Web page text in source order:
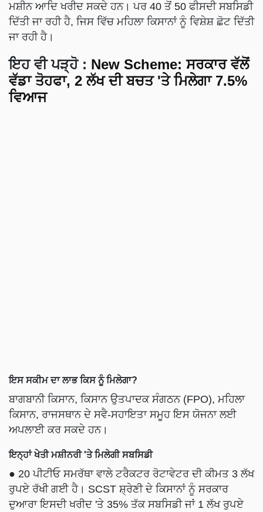
ਮਸ਼ੀਨ ਆਦਿ ਖਰੀਦ ਸਕਦੇ ਹਨ। ਪਰ 40 ਤੋਂ 50 ਫੀਸਦੀ ਸਬਸਿਡੀ
ਦਿੱਤੀ ਜਾ ਰਹੀ ਹੈ, ਜਿਸ ਵਿੱਚ ਮਹਿਲਾ ਕਿਸਾਨਾਂ ਨੂੰ ਵਿਸ਼ੇਸ਼ ਛੋਟ ਦਿੱਤੀ
ਜਾ ਰਹੀ ਹੈ।
ਇਹ ਵੀ ਪੜ੍ਹੋ : New Scheme: ਸਰਕਾਰ ਵੱਲੋਂ
ਵੱਡਾ ਤੋਹਫਾ, 2 ਲੱਖ ਦੀ ਬਚਤ 'ਤੇ ਮਿਲੇਗਾ 7.5%
ਵਿਆਜ
ਇਸ ਸਕੀਮ ਦਾ ਲਾਭ ਕਿਸ ਨੂੰ ਮਿਲੇਗਾ?
ਬਾਗਬਾਨੀ ਕਿਸਾਨ, ਕਿਸਾਨ ਉਤਪਾਦਕ ਸੰਗਠਨ (FPO), ਮਹਿਲਾ
ਕਿਸਾਨ, ਰਾਜਸਥਾਨ ਦੇ ਸਵੈ-ਸਹਾਇਤਾ ਸਮੂਹ ਇਸ ਯੋਜਨਾ ਲਈ
ਅਪਲਾਈ ਕਰ ਸਕਦੇ ਹਨ।
ਇਨ੍ਹਾਂ ਖੇਤੀ ਮਸ਼ੀਨਰੀ 'ਤੇ ਮਿਲੇਗੀ ਸਬਸਿਡੀ
● 20 ਪੀਟੀਓ ਸਮਰੱਥਾ ਵਾਲੇ ਟਰੈਕਟਰ ਰੋਟਾਵੇਟਰ ਦੀ ਕੀਮਤ 3 ਲੱਖ
ਰੁਪਏ ਰੱਖੀ ਗਈ ਹੈ। SCST ਸ਼੍ਰੇਣੀ ਦੇ ਕਿਸਾਨਾਂ ਨੂੰ ਸਰਕਾਰ
ਦੁਆਰਾ ਇਸਦੀ ਖਰੀਦ 'ਤੇ 35% ਤੱਕ ਸਬਸਿਡੀ ਜਾਂ 1 ਲੱਖ ਰੁਪਏ